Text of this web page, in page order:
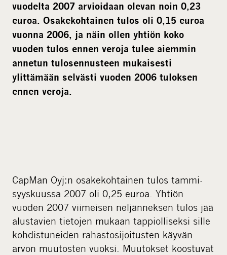
vuodelta 2007 arvioidaan olevan noin 0,23
euroa. Osakekohtainen tulos oli 0,15 euroa
vuonna 2006, ja näin ollen yhtiön koko
vuoden tulos ennen veroja tulee aiemmin
annetun tulosennusteen mukaisesti
ylittämään selvästi vuoden 2006 tuloksen
ennen veroja.
CapMan Oyj:n osakekohtainen tulos tammi-
syyskuussa 2007 oli 0,25 euroa. Yhtiön
vuoden 2007 viimeisen neljänneksen tulos jää
alustavien tietojen mukaan tappiolliseksi sille
kohdistuneiden rahastosijoitusten käyvän
arvon muutosten vuoksi. Muutokset koostuvat